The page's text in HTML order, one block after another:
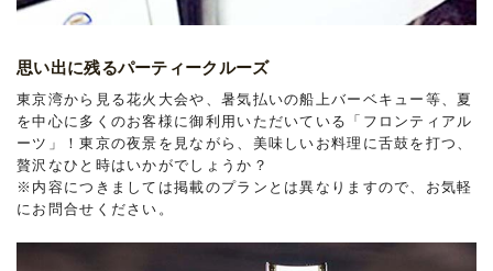
思い出に残るパーティークルーズ
東京湾から見る花火大会や、暑気払いの船上バーベキュー等、夏
を中心に多くのお客様に御利用いただいている「フロンティアル
ーツ」！東京の夜景を見ながら、美味しいお料理に舌鼓を打つ、
贅沢なひと時はいかがでしょうか？
※内容につきましては掲載のプランとは異なりますので、お気軽
にお問合せください。